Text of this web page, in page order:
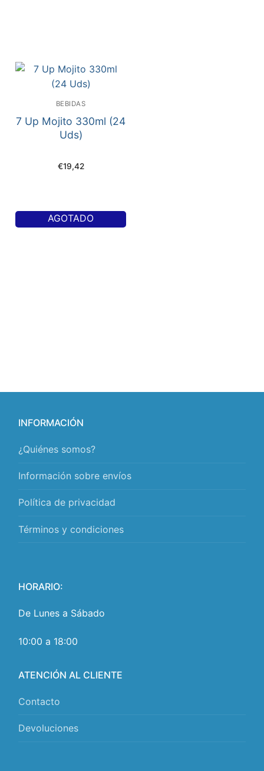
BEBIDAS
7 Up Mojito 330ml (24
Uds)
€19,42
AGOTADO
INFORMACIÓN
¿Quiénes somos?
Información sobre envíos
Política de privacidad
Términos y condiciones
HORARIO:
De Lunes a Sábado
10:00 a 18:00
ATENCIÓN AL CLIENTE
Contacto
Devoluciones